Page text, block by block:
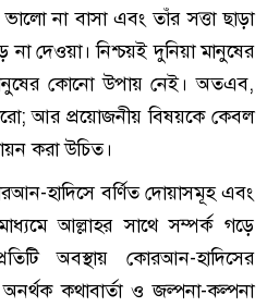
না বাসা এবং তাঁর সত্তা ছাড়া
দেওয়া। নিশ্চয়ই দুনিয়া মানুষের
কোনো উপায় নেই। অতএব,
আর প্রয়োজনীয় বিষয়কে কেবল
করা উচিত।
হাদিসে বর্ণিত দোয়াসমূহ এবং
আল্লাহর সাথে সম্পর্ক গড়ে
অবস্থায় কোরআন-হাদিসের
কথাবার্তা ও জল্পনা-কল্পনা